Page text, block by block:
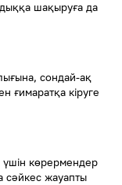
шақыруға да
сондай-ақ
ғимаратқа кіруге
үшін көрермендер
сәйкес жауапты